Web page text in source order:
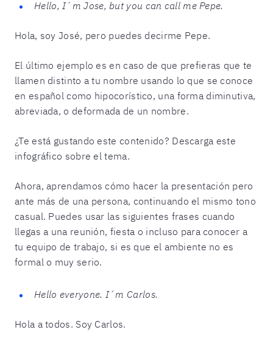
Hello, I´m Jose, but you can call me Pepe.
Hola, soy José, pero puedes decirme Pepe.
El último ejemplo es en caso de que prefieras que te
llamen distinto a tu nombre usando lo que se conoce
en español como hipocorístico, una forma diminutiva,
abreviada, o deformada de un nombre.
¿Te está gustando este contenido? Descarga este
infográfico sobre el tema.
Ahora, aprendamos cómo hacer la presentación pero
ante más de una persona, continuando el mismo tono
casual. Puedes usar las siguientes frases cuando
llegas a una reunión, fiesta o incluso para conocer a
tu equipo de trabajo, si es que el ambiente no es
formal o muy serio.
Hello everyone. I´m Carlos.
Hola a todos. Soy Carlos.